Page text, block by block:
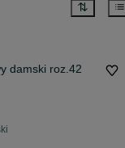
damski roz.42